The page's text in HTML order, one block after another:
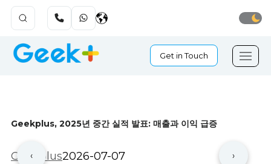
Get in Touch
Geekplus, 2025년 중간 실적 발표: 매출과 이익 급증
Geekplus2026-07-07
‹ ›